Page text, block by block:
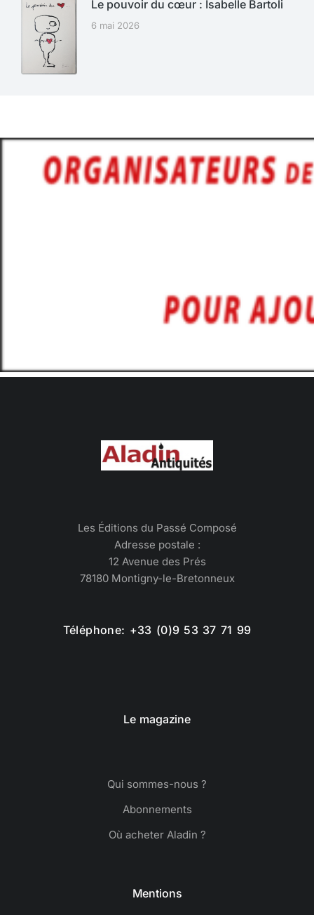
Le pouvoir du cœur : Isabelle Bartoli
6 mai 2026
Les Éditions du Passé Composé
Adresse postale :
12 Avenue des Prés
78180 Montigny-le-Bretonneux
Téléphone: +33 (0)9 53 37 71 99
Le magazine
Qui sommes-nous ?
Abonnements
Où acheter Aladin ?
Mentions